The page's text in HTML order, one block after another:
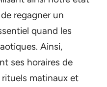
regagner un
quand les
Ainsi,
ses horaires de
matinaux et